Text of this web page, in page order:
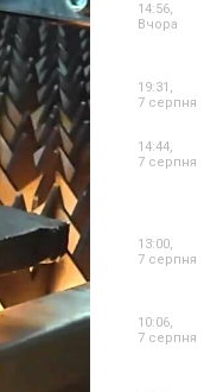
14:56,
Вчора
19:31,
7 серпня
14:44,
7 серпня
13:00,
7 серпня
10:06,
7 серпня